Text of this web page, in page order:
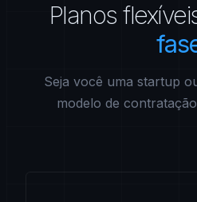
Planos
Seja você uma startup
modelo de